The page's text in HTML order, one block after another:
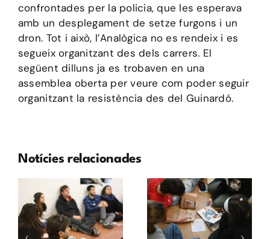
confrontades per la policia, que les esperava
amb un desplegament de setze furgons i un
dron. Tot i això, l’Analògica no es rendeix i es
segueix organitzant des dels carrers. El
següent dilluns ja es trobaven en una
assemblea oberta per veure com poder seguir
organitzant la resistència des del Guinardó.
Notícies relacionades